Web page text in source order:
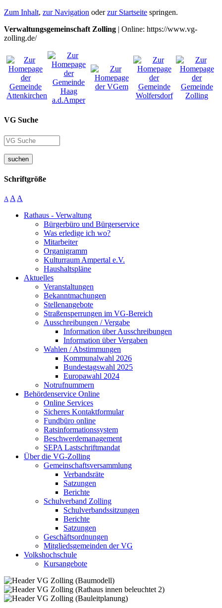
Zum Inhalt, zur Navigation oderzur Startseite springen.
Verwaltungsgemeinschaft Zolling | Online: https://www.vg-
zolling.de/
VG Suche
suchen
Schriftgröße
A A A
Rathaus - Verwaltung
Bürgerbüro und Bürgerservice
Was erledige ich wo?
Mitarbeiter
Organigramm
Kulturraum Ampertal e.V.
Haushaltspläne
Aktuelles
Veranstaltungen
Bekanntmachungen
Stellenangebote
Straßensperrungen im VG-Bereich
Ausschreibungen / Vergabe
Information über Ausschreibungen
Information über Vergaben
Wahlen / Abstimmungen
Kommunalwahl 2026
Bundestagswahl 2025
Europawahl 2024
Notrufnummern
Behördenservice Online
Online Services
Sicheres Kontaktformular
Fundbüro online
Ratsinformationssystem
Beschwerdemanagement
SEPA Lastschriftmandat
Über die VG-Zolling
Gemeinschaftsversammlung
Verbandsräte
Satzungen
Berichte
Schulverband Zolling
Schulverbandssitzungen
Berichte
Satzungen
Geschäftsordnungen
Mitgliedsgemeinden der VG
Volkshochschule
Kursangebote